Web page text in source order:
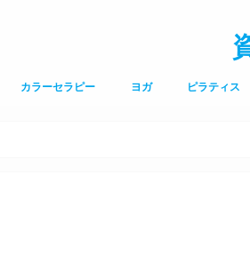
カラーセラピー ヨガ ピラティス